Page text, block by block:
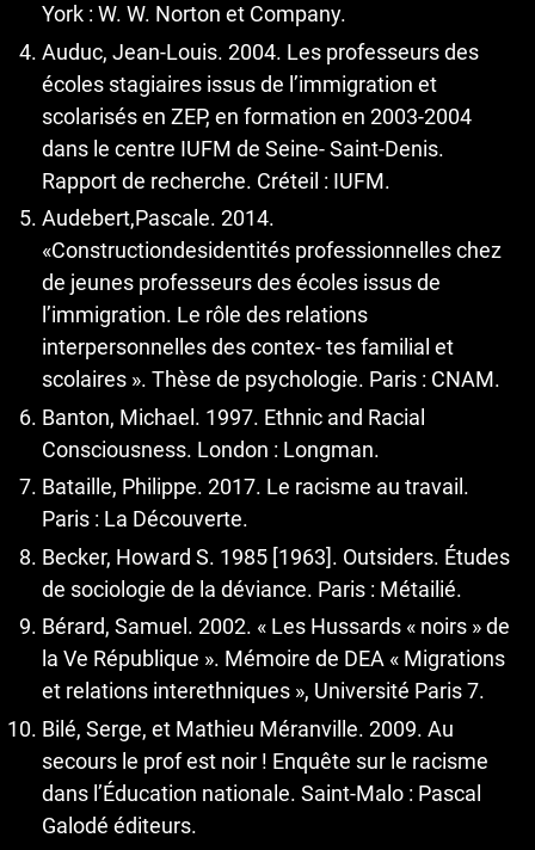
York : W. W. Norton et Company.
Auduc, Jean-Louis. 2004. Les professeurs des
écoles stagiaires issus de l’immigration et
scolarisés en ZEP, en formation en 2003-2004
dans le centre IUFM de Seine- Saint-Denis.
Rapport de recherche. Créteil : IUFM.
Audebert,Pascale. 2014.
«Constructiondesidentités professionnelles chez
de jeunes professeurs des écoles issus de
l’immigration. Le rôle des relations
interpersonnelles des contex- tes familial et
scolaires ». Thèse de psychologie. Paris : CNAM.
Banton, Michael. 1997. Ethnic and Racial
Consciousness. London : Longman.
Bataille, Philippe. 2017. Le racisme au travail.
Paris : La Découverte.
Becker, Howard S. 1985 [1963]. Outsiders. Études
de sociologie de la déviance. Paris : Métailié.
Bérard, Samuel. 2002. « Les Hussards « noirs » de
la Ve République ». Mémoire de DEA « Migrations
et relations interethniques », Université Paris 7.
Bilé, Serge, et Mathieu Méranville. 2009. Au
secours le prof est noir ! Enquête sur le racisme
dans l’Éducation nationale. Saint-Malo : Pascal
Galodé éditeurs.